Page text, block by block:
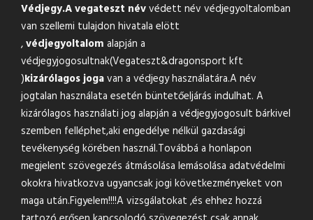
Védjegy.A vegateszt névvédett név védjegyoltalomban
van szellemi tulajdon hivatala elött
,védjegyoltalom alapján a
védjegyjogosultnak(Vegateszt&dragonsport kft
)kizárólagos jogavan a védjegy használatára.A név
jogtalan használata esetén büntetőeljárás indulhat. A
kizárólagos használati jog alapján a védjegyjogosult bárkivel
szemben felléphet,aki engedélye nélkül gazdasági
tevékenység körében használ.Továbbá a honlapon
megjelent szövegezés átmásolása lemásolása adatvédelmi
okokra hivatkozva ugyancsak jogi következményeket von
maga után.Figyelem!!!!A vizsgálatokat ,és ehhez hozzá